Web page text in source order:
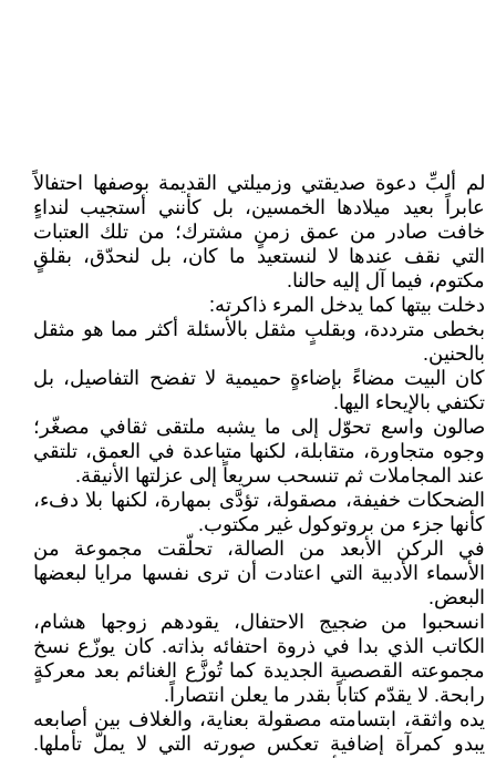
لم ألبِّ دعوة صديقتي وزميلتي القديمة بوصفها احتفالاً
عابراً بعيد ميلادها الخمسين، بل كأنني أستجيب لنداءٍ
خافت صادر من عمق زمنٍ مشترك؛ من تلك العتبات
التي نقف عندها لا لنستعيد ما كان، بل لنحدّق، بقلقٍ
مكتوم، فيما آل إليه حالنا.
دخلت بيتها كما يدخل المرء ذاكرته:
بخطى مترددة، وبقلبٍ مثقل بالأسئلة أكثر مما هو مثقل
بالحنين.
كان البيت مضاءً بإضاءةٍ حميمية لا تفضح التفاصيل، بل
تكتفي بالإيحاء اليها.
صالون واسع تحوّل إلى ما يشبه ملتقى ثقافي مصغّر؛
وجوه متجاورة، متقابلة، لكنها متباعدة في العمق، تلتقي
عند المجاملات ثم تنسحب سريعاً إلى عزلتها الأنيقة.
الضحكات خفيفة، مصقولة، تؤدَّى بمهارة، لكنها بلا دفء،
كأنها جزء من بروتوكول غير مكتوب.
في الركن الأبعد من الصالة، تحلّقت مجموعة من
الأسماء الأدبية التي اعتادت أن ترى نفسها مرايا لبعضها
البعض.
انسحبوا من ضجيج الاحتفال، يقودهم زوجها هشام،
الكاتب الذي بدا في ذروة احتفائه بذاته. كان يوزّع نسخ
مجموعته القصصية الجديدة كما تُوزَّع الغنائم بعد معركةٍ
رابحة. لا يقدّم كتاباً بقدر ما يعلن انتصاراً.
يده واثقة، ابتسامته مصقولة بعناية، والغلاف بين أصابعه
يبدو كمرآة إضافية تعكس صورته التي لا يملّ تأملها.